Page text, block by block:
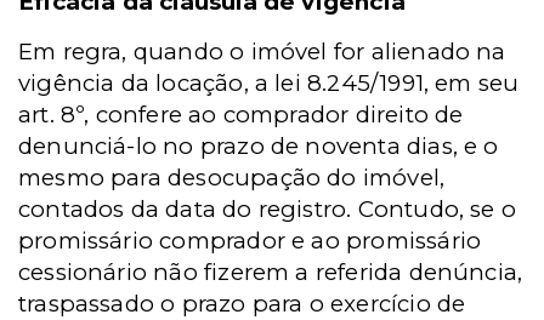
Em regra, quando o imóvel for alienado na
vigência da locação, a lei 8.245/1991, em seu
art. 8º, confere ao comprador direito de
denunciá-lo no prazo de noventa dias, e o
mesmo para desocupação do imóvel,
contados da data do registro. Contudo, se o
promissário comprador e ao promissário
cessionário não fizerem a referida denúncia,
traspassado o prazo para o exercício de